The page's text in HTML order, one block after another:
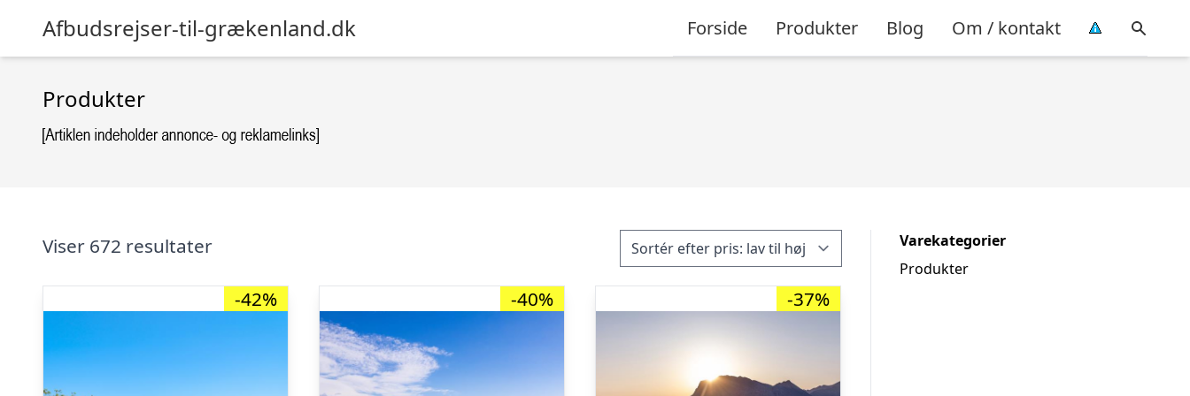
Afbudsrejser-til-grækenland.dk Forside Produkter Blog Om / kontakt
Produkter
Viser 672 resultater
-42% -40% -37%
Varekategorier
Produkter